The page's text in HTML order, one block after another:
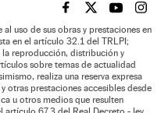
EL PAÍS BRASIL EN
EL PAÍSEL PAÍS
EL
uso de sus obras y prestaciones en
en el artículo 32.1 del TRLPI;
la reproducción, distribución y
sobre temas de actualidad
realiza una reserva expresa
otras prestaciones accesibles desde
u otros medios que resulten